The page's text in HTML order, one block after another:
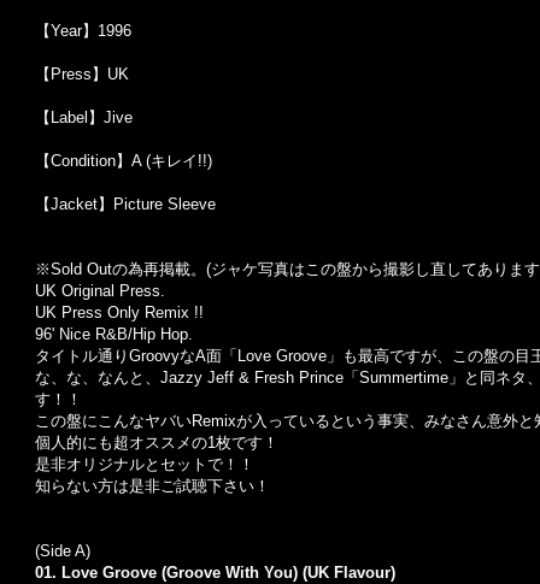
【Year】1996
【Press】UK
【Label】Jive
【Condition】A (キレイ!!)
【Jacket】Picture Sleeve
※Sold Outの為再掲載。 (ジャケ写真はこの盤から撮影し直してありま
UK Original Press.
UK Press Only Remix !!
96' Nice R&B/Hip Hop.
タイトル通りGroovyなA面「Love Groove」も最高ですが、この盤の
な、な、なんと、Jazzy Jeff & Fresh Prince「Summertime」と同ネタ
す！！
この盤にこんなヤバいRemixが入っているという事実、みなさん意外
個人的にも超オススメの1枚です！
是非オリジナルとセットで！！
知らない方は是非ご試聴下さい！
(Side A)
01. Love Groove (Groove With You) (UK Flavour)